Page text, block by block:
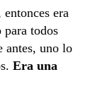
era
todos
antes, uno lo
Era una